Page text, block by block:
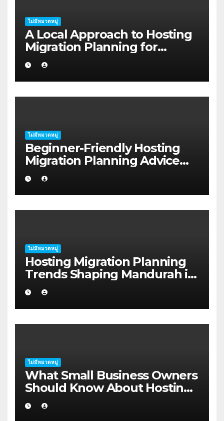
ไม่มีหมวดหมู่
A Local Approach to Hosting
Migration Planning for
Freelancers in Rockhampton
ไม่มีหมวดหมู่
Beginner-Friendly Hosting
Migration Planning Advice
for Startup Founders in Coffs
Harbour
ไม่มีหมวดหมู่
Hosting Migration Planning
Trends Shaping Mandurah in
2026
ไม่มีหมวดหมู่
What Small Business Owners
Should Know About Hosting
Migration Planning in
Geraldton